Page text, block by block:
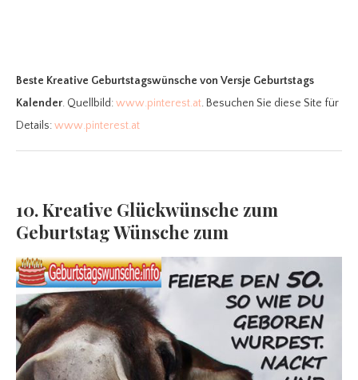
Beste Kreative Geburtstagswünsche von Versje Geburtstags
Kalender. Quellbild:www.pinterest.at. Besuchen Sie diese Site für
Details:www.pinterest.at
10. Kreative Glückwünsche zum
Geburtstag Wünsche zum